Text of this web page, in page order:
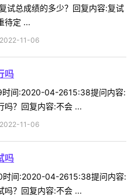
试总成绩的多少？回复内容:复试
待定 ...
11-06
吗
间:2020-04-2615:38提问内容:
吗？回复内容:不会 ...
11-06
吗
间:2020-04-2615:38提问内容:
吗？回复内容:不会 ...